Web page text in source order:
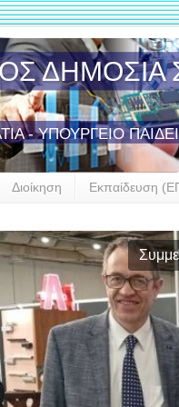
- ΥΠΟΥΡΓΕΙΟ
Διοίκηση Εκπαίδευση